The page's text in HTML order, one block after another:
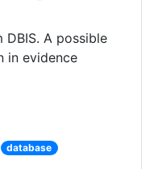
DBIS. A possible
in evidence
database